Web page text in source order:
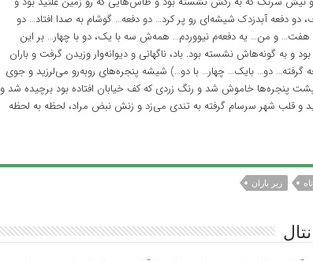
دو دفعه آبدزدک شیشه‌ای رو پر کرد… دو دفعه… گوشام به صدا افتاد… دو
و من… یه دفعه‌م نیووردم… همه‌ش سه با یک، دو با چهار… بر این
و به گونه‌هاش نشسته بود. باد، ناگهانی و دیوانه‌وار وزیدن گرفت و باران
گرفته… دو… بایک… چهار… با دو…) شیشه پنجره‌های روبه‌رو می‌لرزید و جوی
پشت پنجره‌ها خاموش شد و رنگ زردی که کف خیابان افتاده بود برچیده شد و
و قلب شهر سرسام گرفته به تندی می‌زد و زنش نبض مراد، لحظه به لحظه
زیر باران